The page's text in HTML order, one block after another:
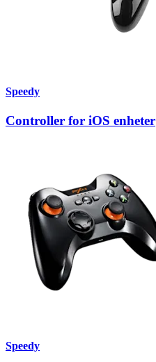
Speedy
Controller for iOS enheter
Speedy